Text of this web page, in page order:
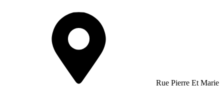
Rue Pierre Et Marie